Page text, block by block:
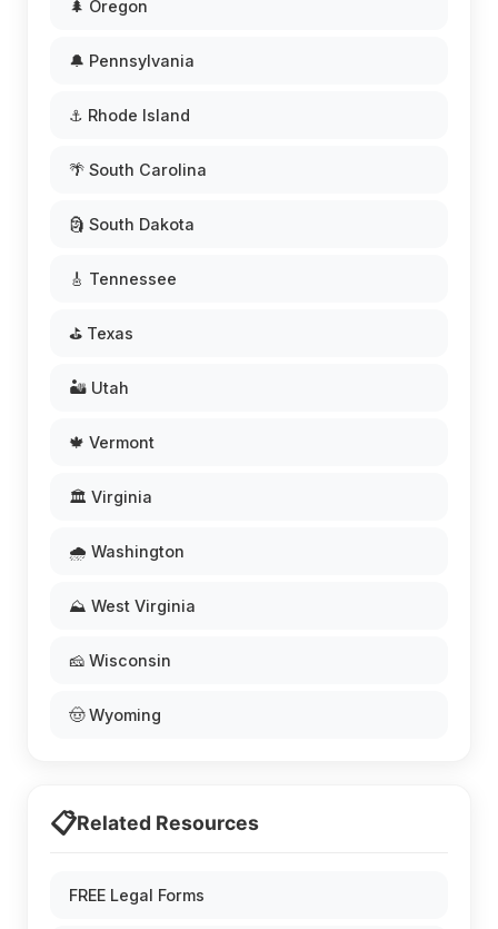
🌲 Oregon
🔔 Pennsylvania
⚓ Rhode Island
🌴 South Carolina
🗿 South Dakota
🎸 Tennessee
⛳ Texas
🏜️ Utah
🍁 Vermont
🏛️ Virginia
🌧️ Washington
⛰️ West Virginia
🧀 Wisconsin
🤠 Wyoming
📋Related Resources
FREE Legal Forms